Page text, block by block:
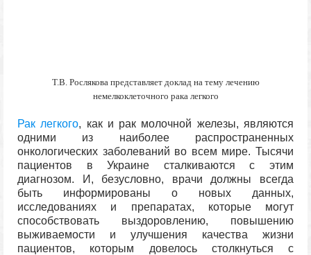
Т.В. Рослякова представляет доклад на тему лечению
немелкоклеточного рака легкого
Рак легкого, как и рак молочной железы, являются
одними из наиболее распространенных
онкологических заболеваний во всем мире. Тысячи
пациентов в Украине сталкиваются с этим
диагнозом. И, безусловно, врачи должны всегда
быть информированы о новых данных,
исследованиях и препаратах, которые могут
способствовать выздоровлению, повышению
выживаемости и улучшения качества жизни
пациентов, которым довелось столкнуться с